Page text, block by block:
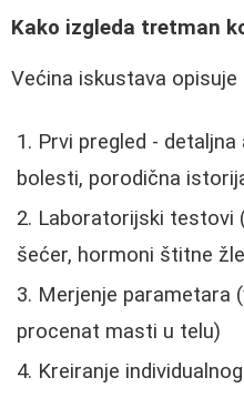
Kako izgleda tretman
Većina iskustava
Prvi pregled -
bolesti, porodična
Laboratorijski testovi
šećer, hormoni štitne
Merjenje parametara
procenat masti u telu)
Kreiranje